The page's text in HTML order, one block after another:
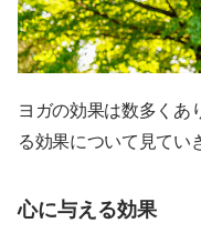
ヨガの効果は数多くあ
る効果について見てい
心に与える効果